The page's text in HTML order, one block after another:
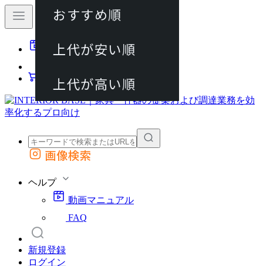
動画マニュアル
カート
外部サイトの商品をカートに追加
画像検索
ヘルプ
動画マニュアル
FAQ
新規登録
ログイン
おすすめ順
上代が安い順
上代が高い順